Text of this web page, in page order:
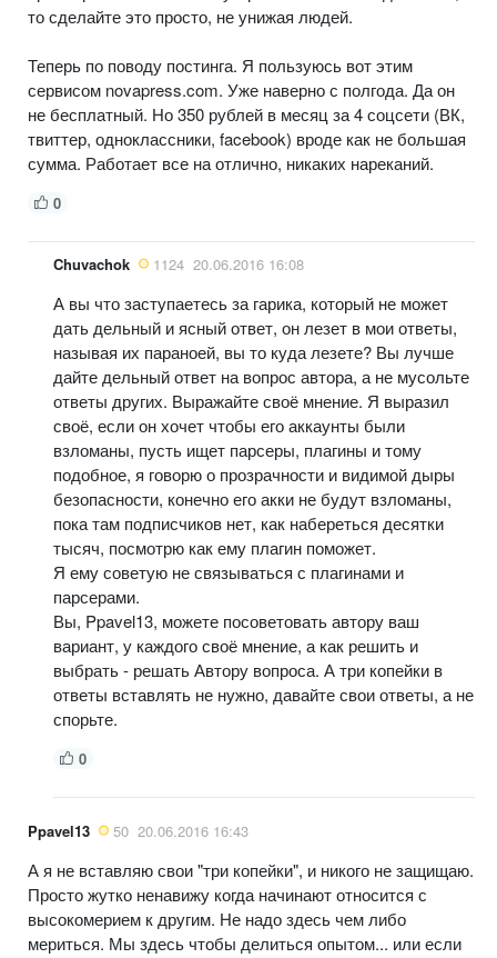
то сделайте это просто, не унижая людей.
Теперь по поводу постинга. Я пользуюсь вот этим
сервисом novapress.com. Уже наверно с полгода. Да он
не бесплатный. Но 350 рублей в месяц за 4 соцсети (ВК,
твиттер, одноклассники, facebook) вроде как не большая
сумма. Работает все на отлично, никаких нареканий.
0
Chuvachok 1124 20.06.2016 16:08
А вы что заступаетесь за гарика, который не может
дать дельный и ясный ответ, он лезет в мои ответы,
называя их параноей, вы то куда лезете? Вы лучше
дайте дельный ответ на вопрос автора, а не мусольте
ответы других. Выражайте своё мнение. Я выразил
своё, если он хочет чтобы его аккаунты были
взломаны, пусть ищет парсеры, плагины и тому
подобное, я говорю о прозрачности и видимой дыры
безопасности, конечно его акки не будут взломаны,
пока там подписчиков нет, как набереться десятки
тысяч, посмотрю как ему плагин поможет.
Я ему советую не связываться с плагинами и
парсерами.
Вы, Ppavel13, можете посоветовать автору ваш
вариант, у каждого своё мнение, а как решить и
выбрать - решать Автору вопроса. А три копейки в
ответы вставлять не нужно, давайте свои ответы, а не
спорьте.
0
Ppavel13 50 20.06.2016 16:43
А я не вставляю свои "три копейки", и никого не защищаю.
Просто жутко ненавижу когда начинают относится с
высокомерием к другим. Не надо здесь чем либо
мериться. Мы здесь чтобы делиться опытом... или если